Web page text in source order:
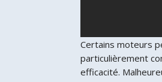
Certains moteurs
particulièrement
efficacité.